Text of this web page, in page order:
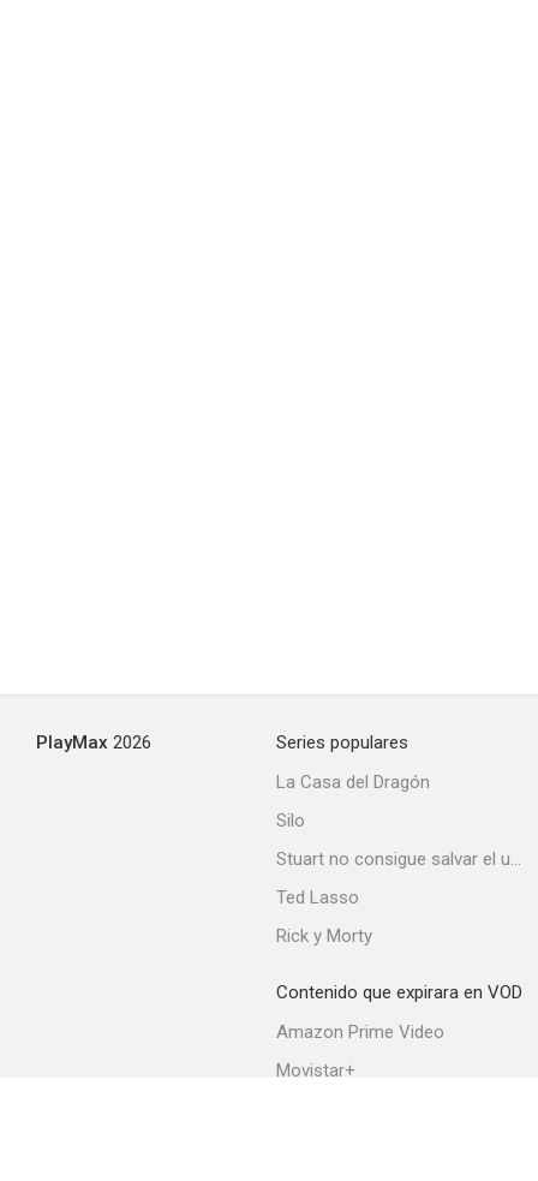
PlayMax 2026
Series populares
La Casa del Dragón
Silo
Stuart no consigue salvar el universo
Ted Lasso
Rick y Morty
Contenido que expirara en VOD
Amazon Prime Video
Movistar+